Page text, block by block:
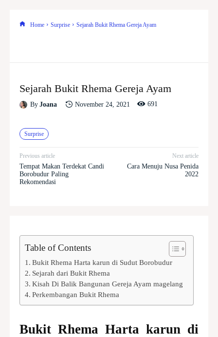
Home Surprise Sejarah Bukit Rhema Gereja Ayam
Sejarah Bukit Rhema Gereja Ayam
By Joana November 24, 2021 691
Surprise
Previous article
Tempat Makan Terdekat Candi
Borobudur Paling
Rekomendasi
Next article
Cara Menuju Nusa Penida
2022
Table of Contents
Bukit Rhema Harta karun di Sudut Borobudur
Sejarah dari Bukit Rhema
Kisah Di Balik Bangunan Gereja Ayam magelang
Perkembangan Bukit Rhema
Bukit Rhema Harta karun di